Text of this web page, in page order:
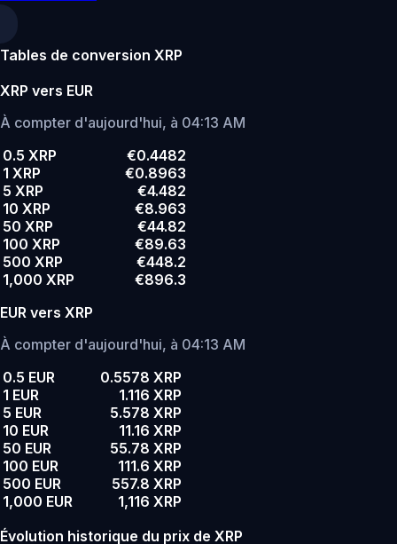
Tables de conversion XRP
XRP vers EUR
À compter d'aujourd'hui, à 04:13 AM
0.5 XRP
€0.4482
1 XRP
€0.8963
5 XRP
€4.482
10 XRP
€8.963
50 XRP
€44.82
100 XRP
€89.63
500 XRP
€448.2
1,000 XRP
€896.3
EUR vers XRP
À compter d'aujourd'hui, à 04:13 AM
0.5 EUR
0.5578 XRP
1 EUR
1.116 XRP
5 EUR
5.578 XRP
10 EUR
11.16 XRP
50 EUR
55.78 XRP
100 EUR
111.6 XRP
500 EUR
557.8 XRP
1,000 EUR
1,116 XRP
Évolution historique du prix de XRP